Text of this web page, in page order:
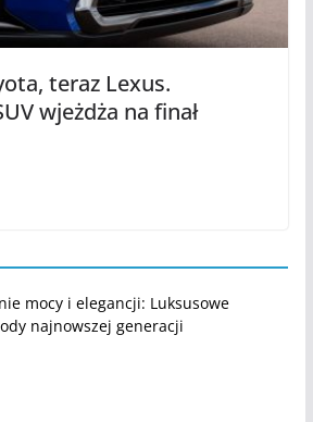
teraz Lexus.
wjeżdża na finał
mocy i elegancji: Luksusowe
najnowszej generacji